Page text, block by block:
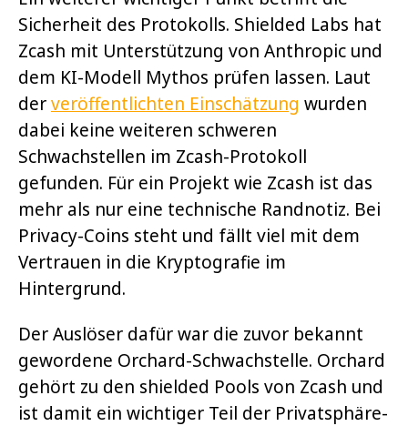
Sicherheit des Protokolls. Shielded Labs hat
Zcash mit Unterstützung von Anthropic und
dem KI-Modell Mythos prüfen lassen. Laut
derveröffentlichten Einschätzung wurden
dabei keine weiteren schweren
Schwachstellen im Zcash-Protokoll
gefunden. Für ein Projekt wie Zcash ist das
mehr als nur eine technische Randnotiz. Bei
Privacy-Coins steht und fällt viel mit dem
Vertrauen in die Kryptografie im
Hintergrund.
Der Auslöser dafür war die zuvor bekannt
gewordene Orchard-Schwachstelle. Orchard
gehört zu den shielded Pools von Zcash und
ist damit ein wichtiger Teil der Privatsphäre-